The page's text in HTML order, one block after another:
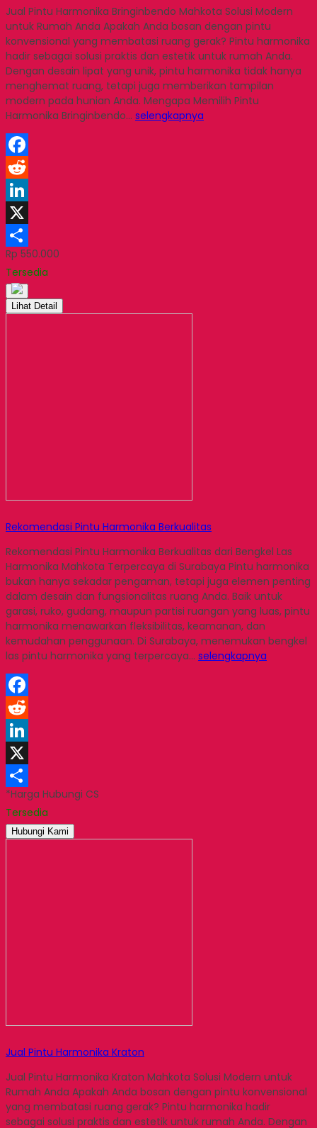
Jual Pintu Harmonika Bringinbendo Mahkota Solusi Modern
untuk Rumah Anda Apakah Anda bosan dengan pintu
konvensional yang membatasi ruang gerak? Pintu harmonika
hadir sebagai solusi praktis dan estetik untuk rumah Anda.
Dengan desain lipat yang unik, pintu harmonika tidak hanya
menghemat ruang, tetapi juga memberikan tampilan
modern pada hunian Anda. Mengapa Memilih Pintu
Harmonika Bringinbendo… selengkapnya
Facebook
Reddit
LinkedIn
X
Share
Rp 550.000
Tersedia
Lihat Detail
Rekomendasi Pintu Harmonika Berkualitas
Rekomendasi Pintu Harmonika Berkualitas dari Bengkel Las
Harmonika Mahkota Terpercaya di Surabaya Pintu harmonika
bukan hanya sekadar pengaman, tetapi juga elemen penting
dalam desain dan fungsionalitas ruang Anda. Baik untuk
garasi, ruko, gudang, maupun partisi ruangan yang luas, pintu
harmonika menawarkan fleksibilitas, keamanan, dan
kemudahan penggunaan. Di Surabaya, menemukan bengkel
las pintu harmonika yang terpercaya… selengkapnya
Facebook
Reddit
LinkedIn
X
Share
*Harga Hubungi CS
Tersedia
Hubungi Kami
Jual Pintu Harmonika Kraton
Jual Pintu Harmonika Kraton Mahkota Solusi Modern untuk
Rumah Anda Apakah Anda bosan dengan pintu konvensional
yang membatasi ruang gerak? Pintu harmonika hadir
sebagai solusi praktis dan estetik untuk rumah Anda. Dengan